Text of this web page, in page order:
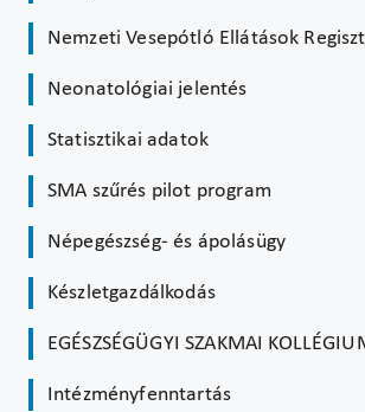
Nemzeti Vesepótló Ellátások
Neonatológiai jelentés
Statisztikai adatok
SMA szűrés pilot program
Népegészség- és ápolásügy
Készletgazdálkodás
EGÉSZSÉGÜGYI SZAKMAI
Intézményfenntartás